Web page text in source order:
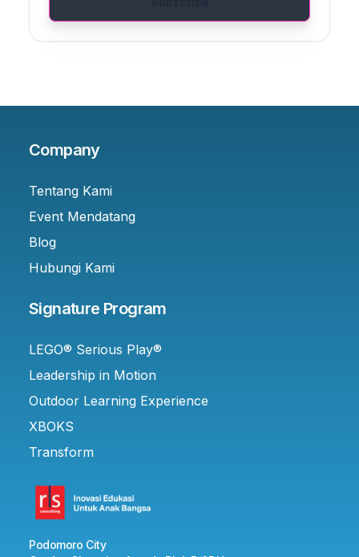
Company
Tentang Kami
Event Mendatang
Blog
Hubungi Kami
Signature Program
LEGO® Serious Play®
Leadership in Motion
Outdoor Learning Experience
XBOKS
Transform
Podomoro City